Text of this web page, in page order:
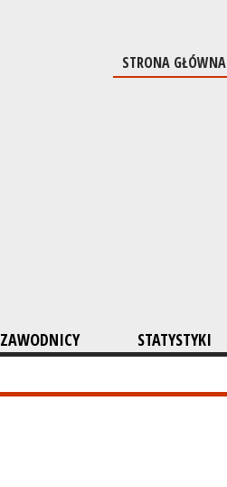
STRONA GŁÓWNA
ZAWODNICY STATYSTYKI